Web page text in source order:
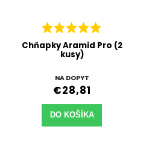
Chňapky Aramid Pro (2
kusy)
NA DOPYT
€28,81
DO KOŠÍKA